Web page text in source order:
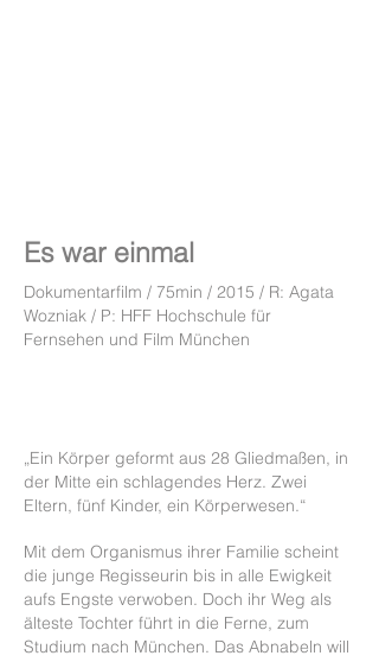
Es war einmal
Dokumentarfilm / 75min / 2015 / R: Agata
Wozniak / P: HFF Hochschule für
Fernsehen und Film München
„Ein Körper geformt aus 28 Gliedmaßen, in
der Mitte ein schlagendes Herz. Zwei
Eltern, fünf Kinder, ein Körperwesen.“
Mit dem Organismus ihrer Familie scheint
die junge Regisseurin bis in alle Ewigkeit
aufs Engste verwoben. Doch ihr Weg als
älteste Tochter führt in die Ferne, zum
Studium nach München. Das Abnabeln will